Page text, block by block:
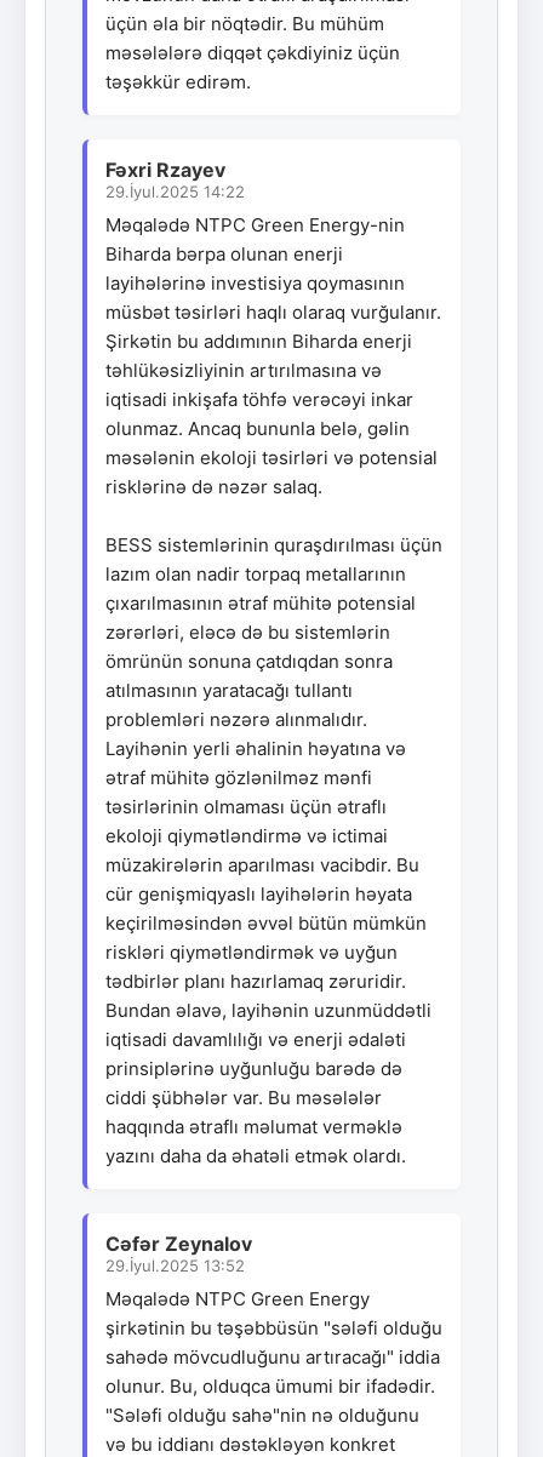
üçün əla bir nöqtədir. Bu mühüm
məsələlərə diqqət çəkdiyiniz üçün
təşəkkür edirəm.
Fəxri Rzayev
29.İyul.2025 14:22
Məqalədə NTPC Green Energy-nin
Biharda bərpa olunan enerji
layihələrinə investisiya qoymasının
müsbət təsirləri haqlı olaraq vurğulanır.
Şirkətin bu addımının Biharda enerji
təhlükəsizliyinin artırılmasına və
iqtisadi inkişafa töhfə verəcəyi inkar
olunmaz. Ancaq bununla belə, gəlin
məsələnin ekoloji təsirləri və potensial
risklərinə də nəzər salaq.
BESS sistemlərinin quraşdırılması üçün
lazım olan nadir torpaq metallarının
çıxarılmasının ətraf mühitə potensial
zərərləri, eləcə də bu sistemlərin
ömrünün sonuna çatdıqdan sonra
atılmasının yaratacağı tullantı
problemləri nəzərə alınmalıdır.
Layihənin yerli əhalinin həyatına və
ətraf mühitə gözlənilməz mənfi
təsirlərinin olmaması üçün ətraflı
ekoloji qiymətləndirmə və ictimai
müzakirələrin aparılması vacibdir. Bu
cür genişmiqyaslı layihələrin həyata
keçirilməsindən əvvəl bütün mümkün
riskləri qiymətləndirmək və uyğun
tədbirlər planı hazırlamaq zəruridir.
Bundan əlavə, layihənin uzunmüddətli
iqtisadi davamlılığı və enerji ədaləti
prinsiplərinə uyğunluğu barədə də
ciddi şübhələr var. Bu məsələlər
haqqında ətraflı məlumat verməklə
yazını daha da əhatəli etmək olardı.
Cəfər Zeynalov
29.İyul.2025 13:52
Məqalədə NTPC Green Energy
şirkətinin bu təşəbbüsün "sələfi olduğu
sahədə mövcudluğunu artıracağı" iddia
olunur. Bu, olduqca ümumi bir ifadədir.
"Sələfi olduğu sahə"nin nə olduğunu
və bu iddianı dəstəkləyən konkret